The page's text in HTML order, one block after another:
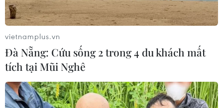
#Kỳ quan thiên nhiên thế giới
Quảng Ninh
Theo dõi VietnamPlus
vietnamplus.vn
Đà Nẵng: Cứu sống 2 trong 4 du khách mất
tích tại Mũi Nghê